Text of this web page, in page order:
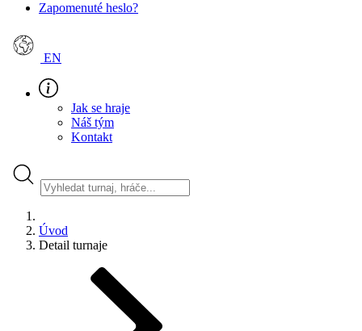
Zapomenuté heslo?
EN
Jak se hraje
Náš tým
Kontakt
Úvod
Detail turnaje